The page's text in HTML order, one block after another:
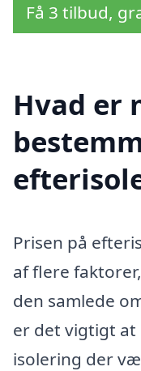
Få 3 tilbud,
Hvad er
Prisen på
af flere
den samlede
er det vigtigt at
isolering der